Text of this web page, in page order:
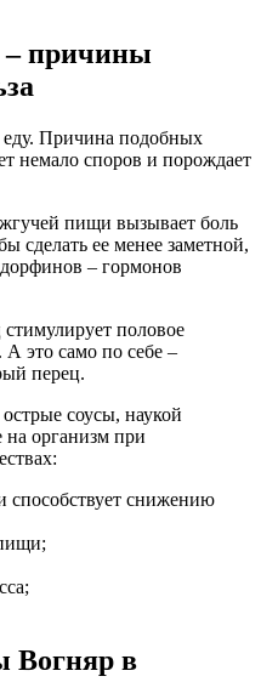
– причины
Причина подобных
немало споров и порождает
пищи вызывает боль
сделать ее менее заметной,
– гормонов
половое
это само по себе –
перец.
соусы, наукой
на организм при
способствует снижению
Вогняр в